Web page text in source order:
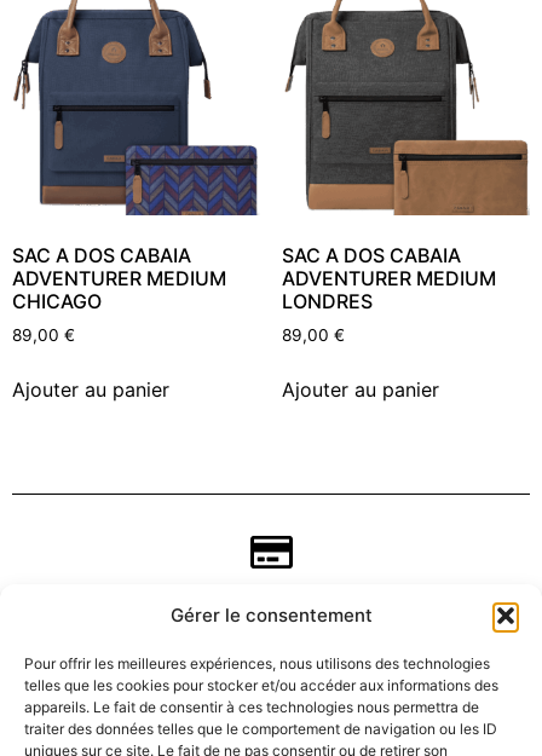
Gérer le consentement
Pour offrir les meilleures expériences, nous utilisons des technologies
telles que les cookies pour stocker et/ou accéder aux informations des
appareils. Le fait de consentir à ces technologies nous permettra de
traiter des données telles que le comportement de navigation ou les ID
uniques sur ce site. Le fait de ne pas consentir ou de retirer son
SAC A DOS CABAIA
ADVENTURER MEDIUM
CHICAGO
89,00 €
Ajouter au panier
SAC A DOS CABAIA
ADVENTURER MEDIUM
LONDRES
89,00 €
Ajouter au panier